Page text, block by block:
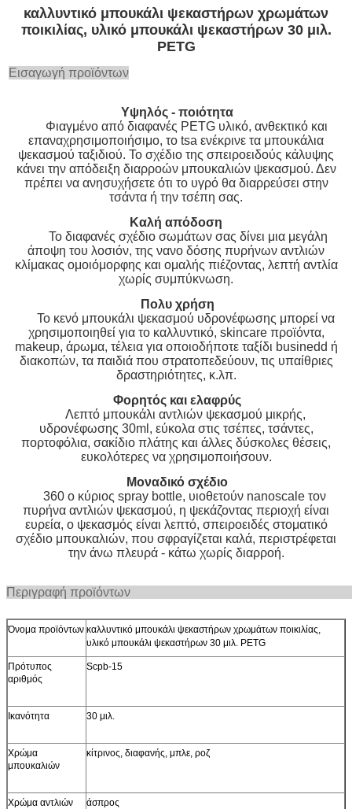
καλλυντικό μπουκάλι ψεκαστήρων χρωμάτων
ποικιλίας, υλικό μπουκάλι ψεκαστήρων 30 μιλ.
PETG
Εισαγωγή προϊόντων
Υψηλός - ποιότητα
Φιαγμένο από διαφανές PETG υλικό, ανθεκτικό και
επαναχρησιμοποιήσιμο, το tsa ενέκρινε τα μπουκάλια
ψεκασμού ταξιδιού. Το σχέδιο της σπειροειδούς κάλυψης
κάνει την απόδειξη διαρροών μπουκαλιών ψεκασμού. Δεν
πρέπει να ανησυχήσετε ότι το υγρό θα διαρρεύσει στην
τσάντα ή την τσέπη σας.
Καλή απόδοση
Το διαφανές σχέδιο σωμάτων σας δίνει μια μεγάλη
άποψη του λοσιόν, της νανο δόσης πυρήνων αντλιών
κλίμακας ομοιόμορφης και ομαλής πιέζοντας, λεπτή αντλία
χωρίς συμπύκνωση.
Πολυ χρήση
Το κενό μπουκάλι ψεκασμού υδρονέφωσης μπορεί να
χρησιμοποιηθεί για το καλλυντικό, skincare προϊόντα,
makeup, άρωμα, τέλεια για οποιοδήποτε ταξίδι businedd ή
διακοπών, τα παιδιά που στρατοπεδεύουν, τις υπαίθριες
δραστηριότητες, κ.λπ.
Φορητός και ελαφρύς
Λεπτό μπουκάλι αντλιών ψεκασμού μικρής,
υδρονέφωσης 30ml, εύκολα στις τσέπες, τσάντες,
πορτοφόλια, σακίδιο πλάτης και άλλες δύσκολες θέσεις,
ευκολότερες να χρησιμοποιήσουν.
Μοναδικό σχέδιο
360 ο κύριος spray bottle, υιοθετούν nanoscale τον
πυρήνα αντλιών ψεκασμού, η ψεκάζοντας περιοχή είναι
ευρεία, ο ψεκασμός είναι λεπτό, σπειροειδές στοματικό
σχέδιο μπουκαλιών, που σφραγίζεται καλά, περιστρέφεται
την άνω πλευρά - κάτω χωρίς διαρροή.
Περιγραφή
Όνομα προϊόντων καλλυντικό μπουκάλι ψεκαστήρων χρωμάτων ποικιλίας,
υλικό μπουκάλι ψεκαστήρων 30 μιλ. PETG
Πρότυπος
αριθμός
Scpb-15
Ικανότητα 30 μιλ.
Χρώμα
μπουκαλιών
κίτρινος, διαφανής, μπλε, ροζ
Χρώμα αντλιών άσπρος